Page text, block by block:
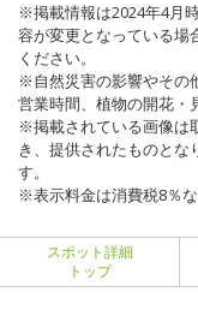
※掲載情報は2024年4月
容が変更となっている場
ください。
※自然災害の影響やその
営業時間、植物の開花・
※掲載されている画像は
き、提供されたものとな
す。
※表示料金は消費税8％な
スポット詳細
トップ